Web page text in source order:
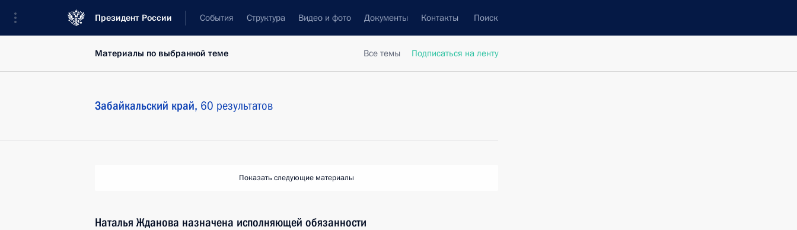
Президент России События Структура Видео и фото Документы Контакты Поиск
Все темы Подписаться на ленту
Материалы по выбранной теме
Забайкальский край, 60 результатов
Показать следующие материалы
Наталья Жданова назначена исполняющей обязанности